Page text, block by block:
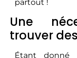
partout !
Une
trouver
Étant donné